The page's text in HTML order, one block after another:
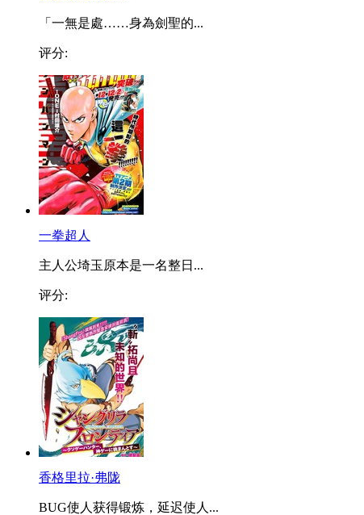
「一無是處……身為劍聖的...
评分:
一拳超人
主人公埼玉原本是一名整日...
评分:
香格里拉·弗陇
BUG使人获得锻炼，延迟使人...